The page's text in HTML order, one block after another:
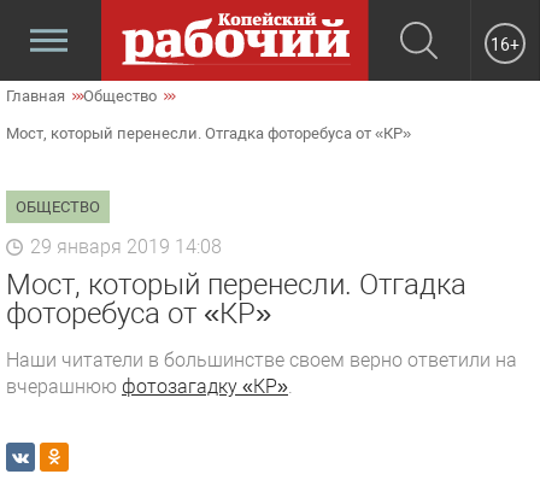
16+
Главная Общество
Мост, который перенесли. Отгадка фоторебуса от «КР»
ОБЩЕСТВО
29 января 2019 14:08
Мост, который перенесли. Отгадка
фоторебуса от «КР»
Наши читатели в большинстве своем верно ответили на
вчерашнюю фотозагадку «КР».